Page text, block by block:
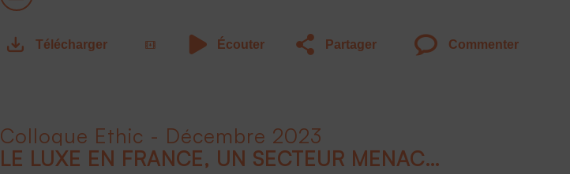
Télécharger Écouter Partager Commenter
Colloque Ethic - Décembre 2023
LE LUXE EN FRANCE, UN SECTEUR MENACÉ ?